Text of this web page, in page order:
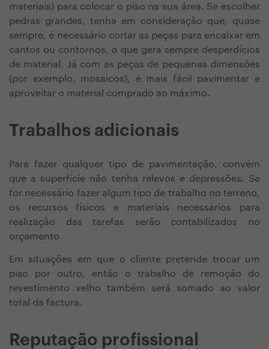
materiais) para colocar o piso na sua área. Se escolher
pedras grandes, tenha em consideração que, quase
sempre, é necessário cortar as peças para encaixar em
cantos ou contornos, o que gera sempre desperdícios
de material. Já com as peças de pequenas dimensões
(por exemplo, mosaicos), é mais fácil pavimentar e
aproveitar o material comprado ao máximo.
Trabalhos adicionais
Para fazer qualquer tipo de pavimentação, convém
que a superfície não tenha relevos e depressões. Se
for necessário fazer algum tipo de trabalho no terreno,
os recursos físicos e materiais necessários para
realização das tarefas serão contabilizados no
orçamento.
Em situações em que o cliente pretende trocar um
piso por outro, então o trabalho de remoção do
revestimento velho também será somado ao valor
total da factura.
Reputação profissional